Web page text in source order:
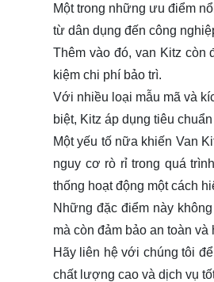
Một trong những ưu điểm
từ dân dụng đến công
Thêm vào đó, van Kitz còn
kiệm chi phí bảo trì.
Với nhiều loại mẫu mã và
biệt, Kitz áp dụng tiêu
Một yếu tố nữa khiến Van
nguy cơ rò rỉ trong quá
thống hoạt động một cách
Những đặc điểm này
mà còn đảm bảo an toàn
Hãy liên hệvới chúng tôi để
chất lượng cao và dịch vụ